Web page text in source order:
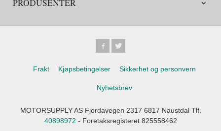
PRODUSENTER
Frakt Kjøpsbetingelser Sikkerhet og personvern
Nyhetsbrev
MOTORSUPPLY AS Fjordavegen 2317 6817 Naustdal Tlf.
40898972 - Foretaksregisteret 825558462